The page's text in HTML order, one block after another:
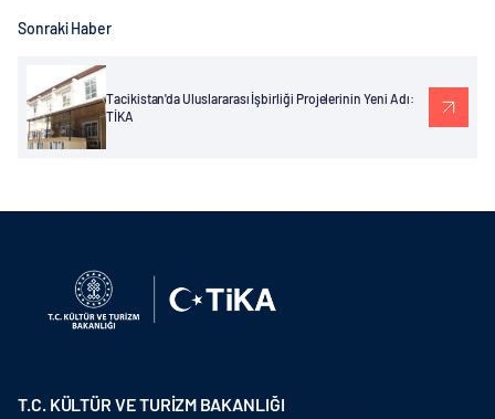
Sonraki Haber
Tacikistan'da Uluslararası İşbirliği Projelerinin Yeni Adı:
TİKA
T.C. KÜLTÜR VE TURİZM BAKANLIĞI